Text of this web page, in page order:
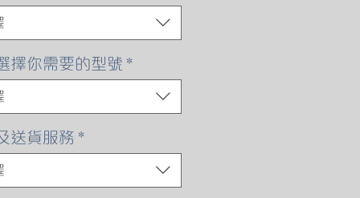
價
擇你需要的型號 *
送貨服務 *